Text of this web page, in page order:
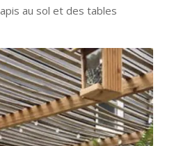
au sol et des tables